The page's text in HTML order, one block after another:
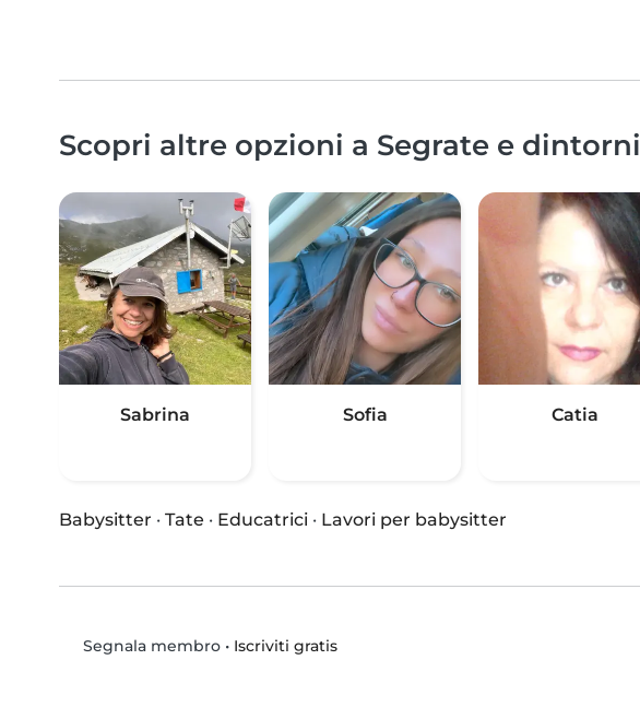
Scopri altre opzioni a Segrate e dintorni
Sabrina Sofia Catia
Babysitter · Tate · Educatrici · Lavori per babysitter
Segnala membro• Iscriviti gratis